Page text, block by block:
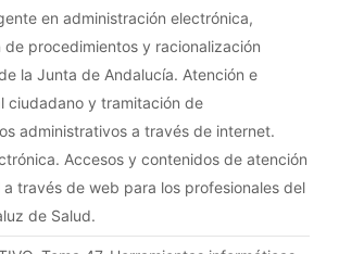
en administración electrónica,
de procedimientos y racionalización
la Junta de Andalucía. Atención e
ciudadano y tramitación de
administrativos a través de internet.
Accesos y contenidos de atención
a través de web para los profesionales del
de Salud.